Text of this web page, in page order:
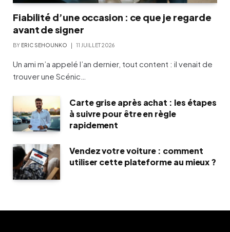
Fiabilité d’une occasion : ce que je regarde
avant de signer
BY ERIC SEHOUNKO 11 JUILLET 2026
Un ami m’a appelé l’an dernier, tout content : il venait de
trouver une Scénic…
Carte grise après achat : les étapes
à suivre pour être en règle
rapidement
Vendez votre voiture : comment
utiliser cette plateforme au mieux ?